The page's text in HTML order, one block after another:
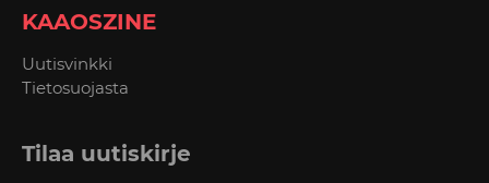
KAAOSZINE
Uutisvinkki
Tietosuojasta
Tilaa uutiskirje